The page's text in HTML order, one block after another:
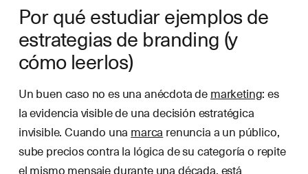
Por qué estudiar ejemplos de
estrategias de branding (y
cómo leerlos)
Un buen caso no es una anécdota demarketing: es
la evidencia visible de una decisión estratégica
invisible. Cuando una marca renuncia a un público,
sube precios contra la lógica de su categoría o repite
el mismo mensaje durante una década, está